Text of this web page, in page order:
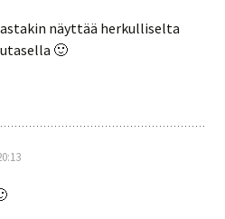
näyttää herkulliselta
🙂